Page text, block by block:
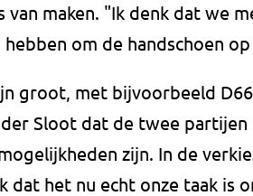
maken. "Ik denk dat we
om de handschoen
groot, met bijvoorbeeld
Sloot dat de twee partijen
zijn. In de
dat het nu echt onze taak is